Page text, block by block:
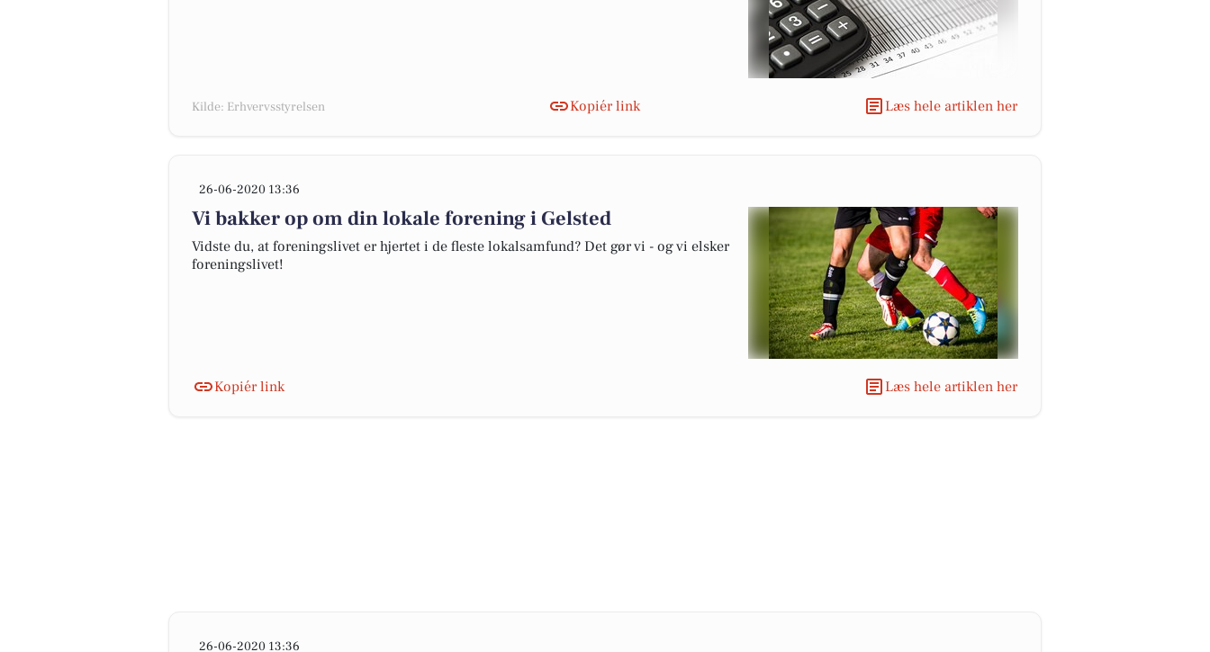
Kilde: Erhvervsstyrelsen Kopiér link Læs hele artiklen her
26-06-2020 13:36
Vi bakker op om din lokale forening i Gelsted
Vidste du, at foreningslivet er hjertet i de fleste lokalsamfund? Det gør vi - og vi elsker
foreningslivet!
Kopiér link Læs hele artiklen her
26-06-2020 13:36